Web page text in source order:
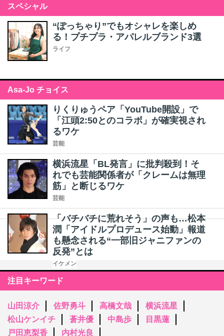
スペシャル
“ぽっちゃり”でもオシャレを楽しめ
る！プチプラ・アパレルブランド3選
ライフ
Asa-Jo チョイス
りくりゅうペア「YouTube開設」で
「江頭2:50とのコラボ」が確実視され
るワケ
芸能
横浜流星「BL発言」に批判殺到！そ
れでも芸能関係者が「クレームは無理
筋」と断じるワケ
芸能
「バチバチに荒れそう」の声も…松本
潤「アイドルプロデュース始動」報道
も懸念される“一部旧ジャニファンの
反発”とは
イケメン
注目キーワード
山田涼介 佐野勇斗 高橋文哉
横浜流星
松山ケンイチ
蒼井優 中島歩
目黒蓮
戸田恵梨香
内村光良